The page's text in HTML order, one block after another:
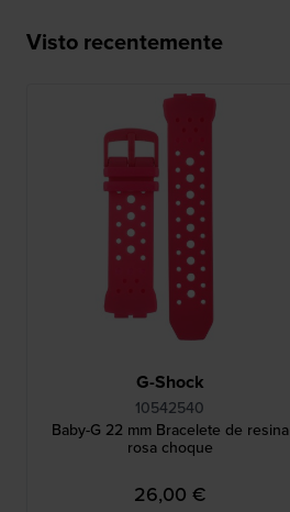
Visto recentemente
G-Shock
10542540
Baby-G 22 mm Bracelete de resina
rosa choque
26,00 €